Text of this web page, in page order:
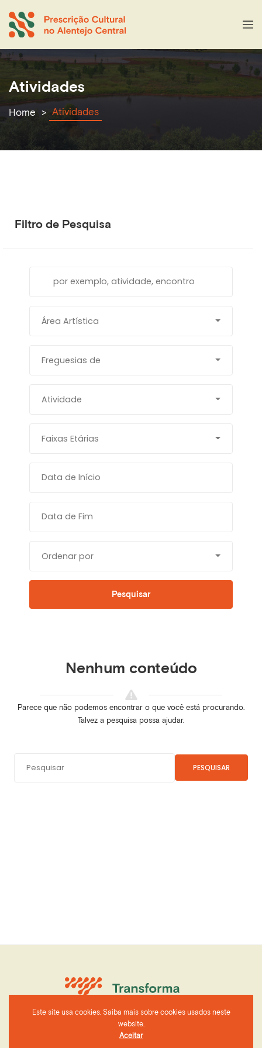
Atividades
Home Atividades
Nenhum conteúdo
Parece que não podemos encontrar o que você está procurando.
Talvez a pesquisa possa ajudar.
PESQUISAR
Filtro de Pesquisa
Área Artística
Freguesias de
Atividade
Faixas Etárias
Ordenar por
Pesquisar
Este site usa cookies. Saiba mais sobre cookies usados neste
website.
Aceitar